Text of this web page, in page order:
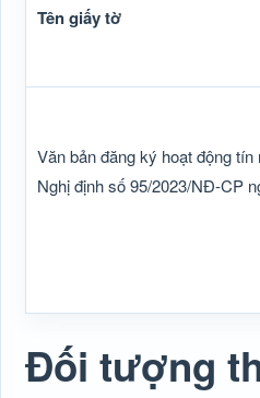
Tên giấy tờ
Văn bản đăng ký hoạt động
Nghị định số 95/2023/NĐ-CP
Đối tượng